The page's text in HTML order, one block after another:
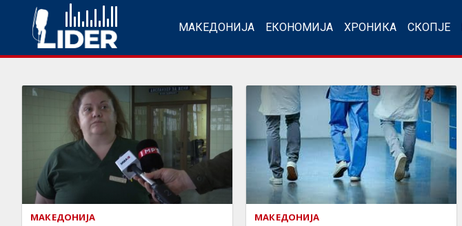
МАКЕДОНИЈА ЕКОНОМИЈА ХРОНИКА СКОПЈЕ
МАКЕДОНИЈА МАКЕДОНИЈА